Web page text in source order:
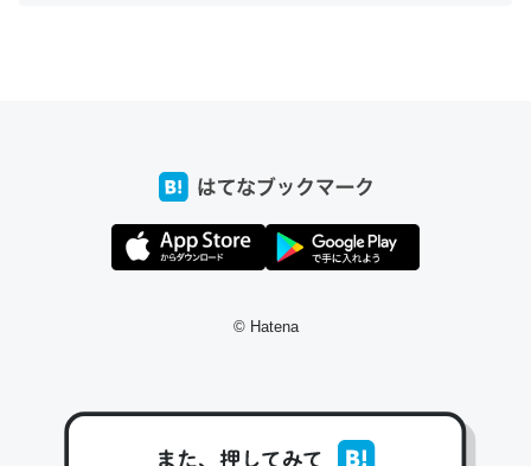
コミュニケーションが劇的に変化した｜tayorini by LIFULL介護
私も3年前ぐらいに祖母の家に設置した。ポケットWifiみ
https://toyoshi.hatenablog.com/entry/2019/05/15/1805
© Hatena